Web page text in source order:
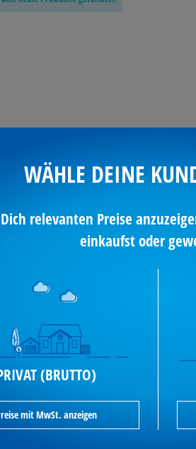
WÄHLE DEINE
relevanten Preise
einkaufst oder
(BRUTTO)
mit MwSt. anzeigen